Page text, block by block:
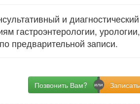
и диагностический
гастроэнтерологии, урологии,
предварительной записи.
Позвонить Вам?